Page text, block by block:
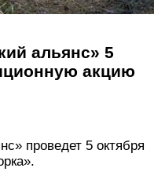
альянс» 5
акцию
проведет 5 октября